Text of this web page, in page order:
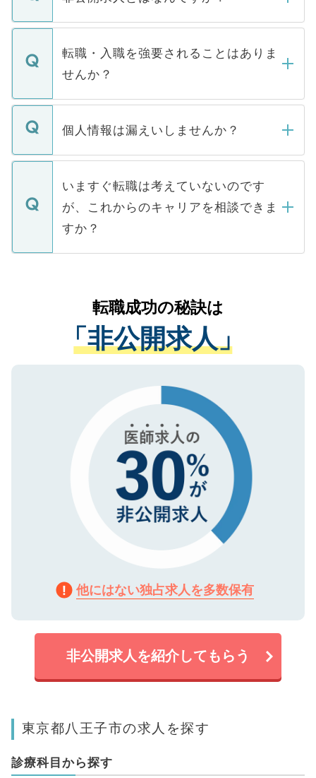
ます。通常、5営業日以内にはご連絡をせて
いただきますので、しばらくお待ちくださ
マイナビDOCTORで取り扱っている求人の
うち約3割は、Webサイトからご覧いただ
けない「非公開求人」です。非公開求人は
下記の理由によって、一般には公開してい
ません。
■応募殺到を避けるため 人気のある医療機
関を公にしてしまうと、応募が殺到する場
に、医療機関が求める条件に合った人材の
みを人材紹介会社に依頼するケースが増え
ています。
転職・入職を強要されることはありま
せんか？
転職・入職を強要することは一切ありませ
ん。また、仮に応募先から内定をいただい
定を承諾する必要はありません。内定先へ
の辞退の連絡はキャリアパートナーが行い
個人情報は漏えいしませんか？
個人情報が漏えいすることはありませんの
で、ご安心ください。当サイトからの登録
などで収集したご登録者様の個人情報は、
ご本人のキャリアアップおよび転職活動の
支援を目的に使用いたします。お預かりし
ているすべての個人データはご本人の許可
は、個人情報の取り扱いについての厳密な
管理基準を満たした事業者のみに付与され
る、プライバシーマークを取得済みです。
で、機密保持に関してもご安心ください。
いますぐ転職は考えていないのです
が、これからのキャリアを相談できま
すか？
かがいして、現在の医療機関の状況や紹介
経験をまじえながら、適切なアドバイスを
させていただきます。すぐにご転職をされ
ない方には、長期的なサポートが可能です
ので、まずはご登録ください。
転職成功の秘訣は
「非公開求人」
他にはない独占求人を多数保有
非公開求人を紹介してもらう
東京都八王子市の求人を探す
診療科目から探す